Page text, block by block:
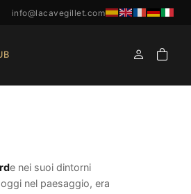
info@lacavegillet.com
e nei suoi dintorni
nel paesaggio, era